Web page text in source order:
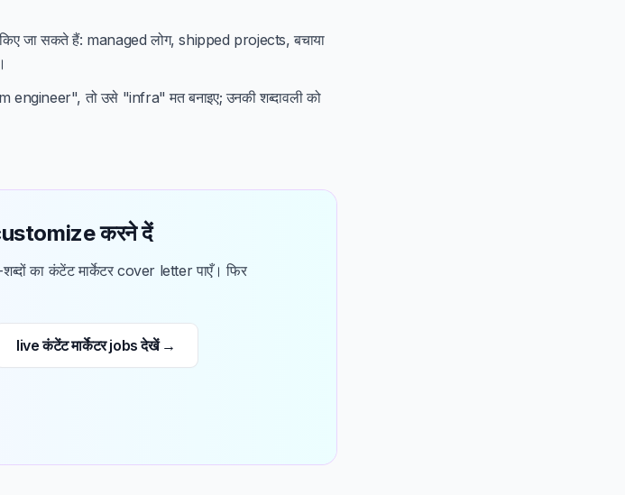
जा सकते हैं: managed लोग, shipped projects, बचाया
तो उसे "infra" मत बनाइए; उनकी शब्दावली को
करने दें
का कंटेंट मार्केटर cover letter पाएँ। फिर
live कंटेंट मार्केटर jobs देखें →